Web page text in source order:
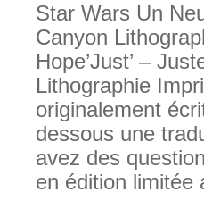
Star Wars Un
Canyon
Hope’Just’ –
Lithographie
originalement
dessous une
avez des
en édition limitée